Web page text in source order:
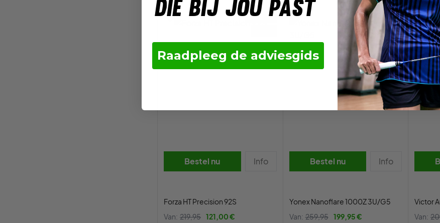
OUTLET
Bestel nu Info
Forza HT Precision 92S
Van: 219,95 121,00 €
- 23%
Bestel nu Info
Yonex Nanoflare 1000Z 3U/G5
Van: 259,95 199,95 €
Victor
Van:
die bij jou past
Raadpleeg de adviesgids